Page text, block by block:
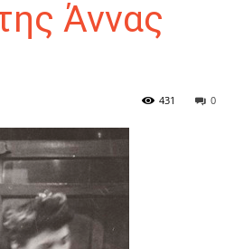
ΑΝΑΓΝΩΣΤΗΣ
ΓΙΑ
Άννας
0
431